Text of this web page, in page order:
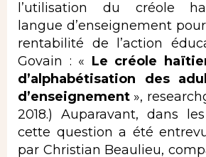
l’utilisation du créole
langue d’enseignement
rentabilité de l’action
Govain : « Le créole
d’alphabétisation des
d’enseignement »,
2018.) Auparavant, dans
cette question a été
par Christian Beaulieu,